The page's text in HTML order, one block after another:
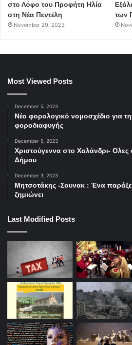
στο Λόφο του Προφήτη Ηλία
στη Νέα Πεντέλη
November 29, 2023
των
Most Viewed Posts
December 5, 2023
Νέο φορολογικό νομοσχέδιο για
φοροδιαφυγής
December 5, 2023
Χριστούγεννα στο Χαλάνδρι- Ολες
Δήμου
December 3, 2023
Μητσοτάκης -Σουνακ : Ένα
ζημιώνει
Last Modified Posts